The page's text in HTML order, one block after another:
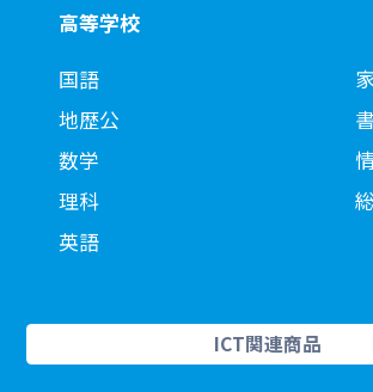
高等学校
国語
地歴公
数学
理科
英語
ICT関連商品